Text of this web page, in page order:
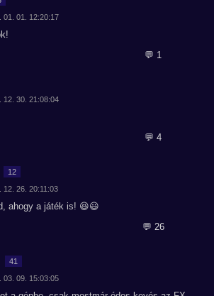
01. 01. 12:20:17
💬 1
12. 30. 21:08:04
💬 4
12
12. 26. 20:11:03
ahogy a játék is! 😆😃
💬 26
41
03. 09. 15:03:05